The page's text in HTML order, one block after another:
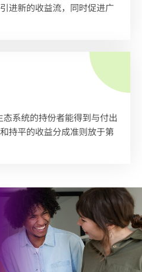
进新的收益流，同时促进广
系统的持份者能得到与付出
持平的收益分成准则放于第